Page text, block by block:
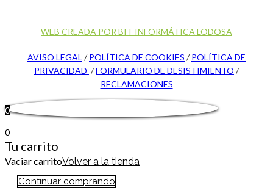
WEB CREADA POR BIT INFORMÁTICA LODOSA
AVISO LEGAL /POLÍTICA DE COOKIES /POLÍTICA DE
PRIVACIDAD /FORMULARIO DE DESISTIMIENTO /
RECLAMACIONES
0
0
Tu carrito
Vaciar carritoVolver a la tienda
Continuar comprando